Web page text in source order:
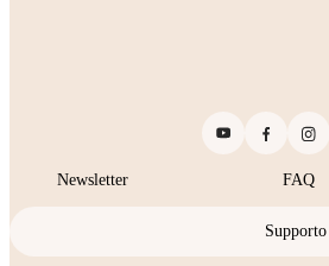
Newsletter FAQ
Supporto